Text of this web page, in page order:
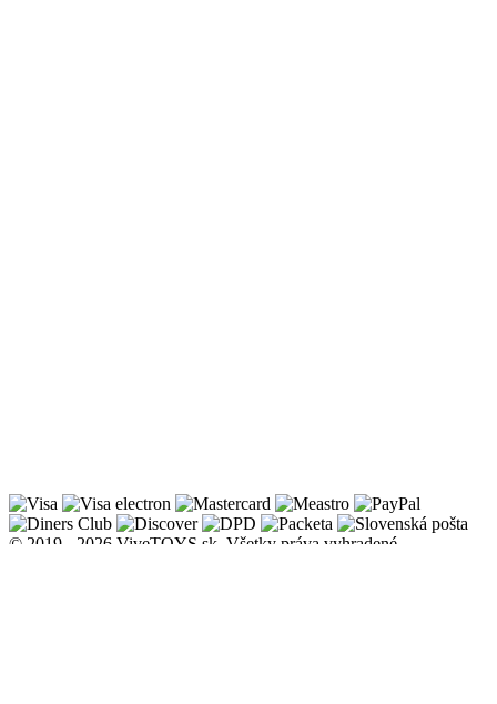
© 2019 - 2026 ViveTOYS.sk. Všetky práva vyhradené.